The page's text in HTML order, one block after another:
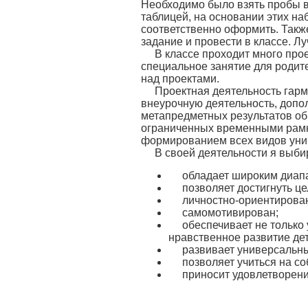
Необходимо было взять пробы
таблицей, на основании этих
соответственно оформить.
задание и провести в классе.
В классе проходит много
специальное занятие для
над проектами.
Проектная деятельность
внеурочную деятельность,
метапредметных результатов
ограниченных временными
формированием всех видов
В своей деятельности я
обладает широким
позволяет достигнуть
личностно-
самомотивирован;
обеспечивает не
нравственное развитие
развивает
позволяет учиться на
приносит